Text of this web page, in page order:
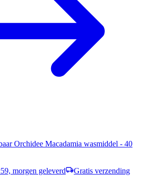
Orchidee Macadamia wasmiddel - 40
morgen geleverd
Gratis verzending